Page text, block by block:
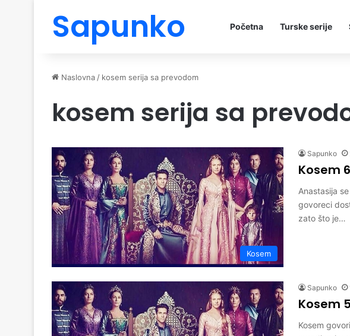
Sapunko Početna Turske serije
Naslovna / kosem serija sa prevodom
kosem serija sa
Kosem
Sapunko
Kosem
Anastasija
govoreci
zato što je…
Sapunko
Kosem
Kosem